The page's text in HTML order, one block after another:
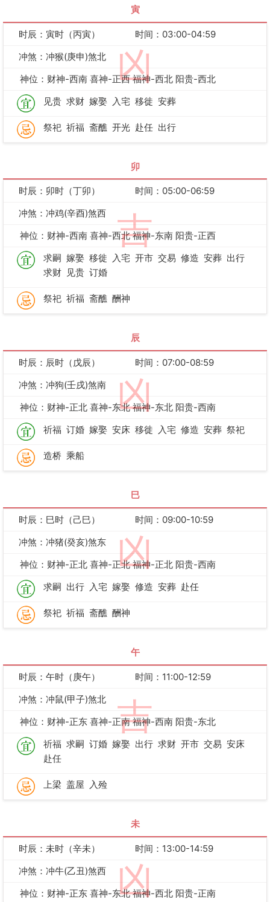
寅
凶
时辰：寅时（丙寅）
时间：03:00-04:59
冲煞：冲猴(庚申)煞北
神位：财神-西南 喜神-正西 福神-西北 阳贵-西北
见贵 求财 嫁娶 入宅 移徙 安葬
祭祀 祈福 斋醮 开光 赴任 出行
卯
吉
时辰：卯时（丁卯）
时间：05:00-06:59
冲煞：冲鸡(辛酉)煞西
神位：财神-西南 喜神-西北 福神-东南 阳贵-正西
求嗣 嫁娶 移徙 入宅 开市 交易 修造 安葬 出行
求财 见贵 订婚
祭祀 祈福 斋醮 酬神
辰
凶
时辰：辰时（戊辰）
时间：07:00-08:59
冲煞：冲狗(壬戌)煞南
神位：财神-正北 喜神-东北 福神-东北 阳贵-西南
祈福 订婚 嫁娶 安床 移徙 入宅 修造 安葬 祭祀
造桥 乘船
巳
凶
时辰：巳时（己巳）
时间：09:00-10:59
冲煞：冲猪(癸亥)煞东
神位：财神-正北 喜神-正北 福神-正北 阳贵-西南
求嗣 出行 入宅 嫁娶 修造 安葬 赴任
祭祀 祈福 斋醮 酬神
午
吉
时辰：午时（庚午）
时间：11:00-12:59
冲煞：冲鼠(甲子)煞北
神位：财神-正东 喜神-正南 福神-西南 阳贵-东北
祈福 求嗣 订婚 嫁娶 出行 求财 开市 交易 安床
赴任
上梁 盖屋 入殓
未
凶
时辰：未时（辛未）
时间：13:00-14:59
冲煞：冲牛(乙丑)煞西
神位：财神-正东 喜神-东北 福神-西北 阳贵-正南